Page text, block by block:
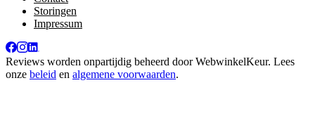
Storingen
Impressum
Reviews worden onpartijdig beheerd doorWebwinkelKeur. Lees
onze beleid en algemene voorwaarden.